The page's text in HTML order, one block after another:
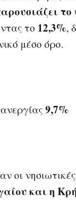
το 12,3%,
μέσο όρο.
9,7%
οι
και η